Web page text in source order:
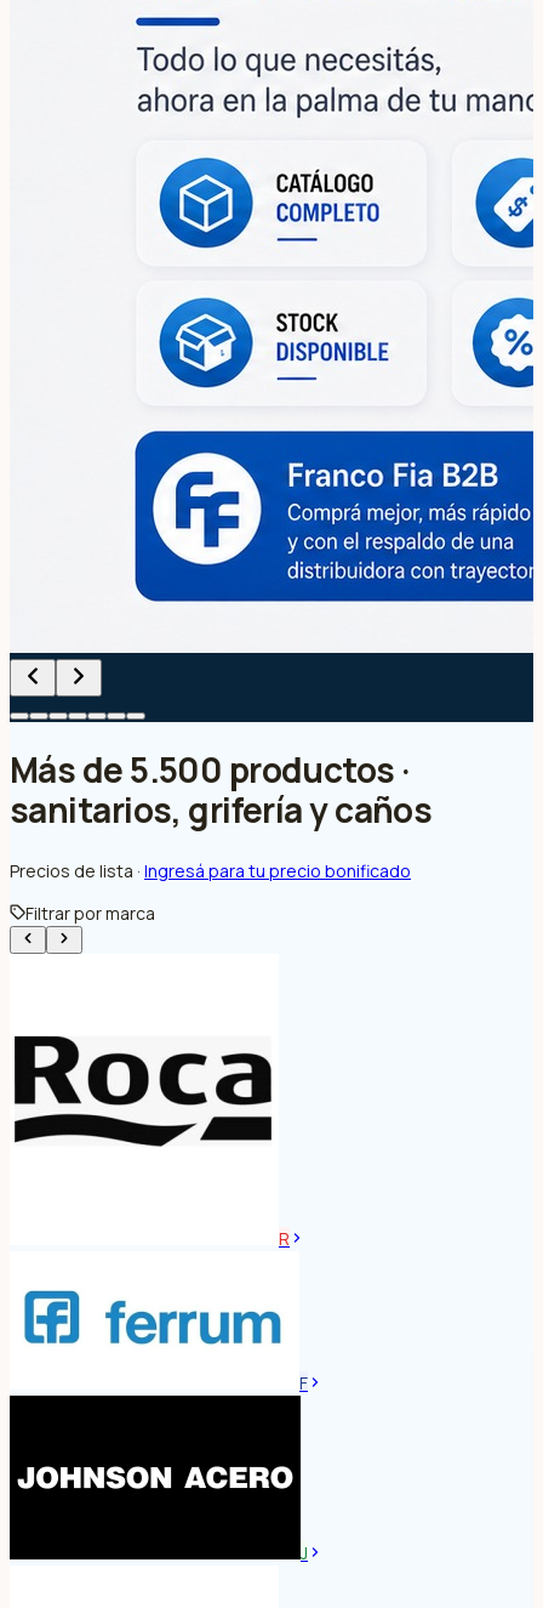
Más de 5.500 productos ·
sanitarios, grifería y caños
Precios de lista · Ingresá para tu precio bonificado
Filtrar por marca
R
F
J